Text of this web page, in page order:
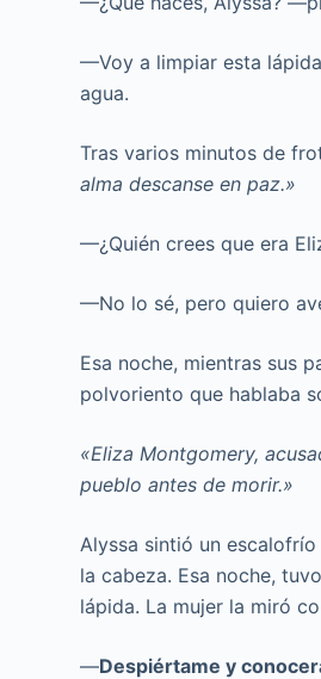
—Voy a limpiar esta
agua.
Tras varios minutos de
alma descanse en paz.»
—¿Quién crees que era
—No lo sé, pero quiero
Esa noche, mientras sus
polvoriento que hablaba
«Eliza Montgomery,
pueblo antes de morir.»
Alyssa sintió un
la cabeza. Esa noche,
lápida. La mujer la miró
—Despiértame y